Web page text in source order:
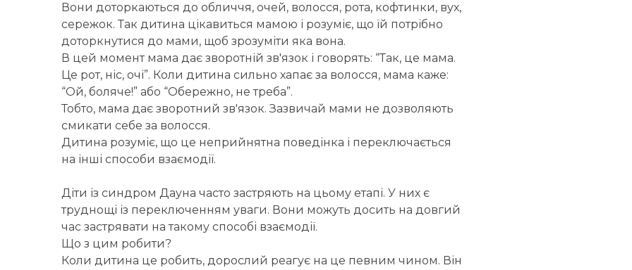
Вони доторкаються до обличчя, очей, волосся, рота, кофтинки, вух,
сережок. Так дитина цікавиться мамою і розуміє, що їй потрібно
доторкнутися до мами, щоб зрозуміти яка вона.
В цей момент мама дає зворотній зв'язок і говорять: “Так, це мама.
Це рот, ніс, очі”. Коли дитина сильно хапає за волосся, мама каже:
“Ой, боляче!” або “Обережно, не треба”.
Тобто, мама дає зворотний зв'язок. Зазвичай мами не дозволяють
смикати себе за волосся.
Дитина розуміє, що це неприйнятна поведінка і переключається
на інші способи взаємодії.
Діти із синдром Дауна часто застряють на цьому етапі. У них є
труднощі із переключенням уваги. Вони можуть досить на довгий
час застрявати на такому способі взаємодії.
Що з цим робити?
Коли дитина це робить, дорослий реагує на це певним чином. Він